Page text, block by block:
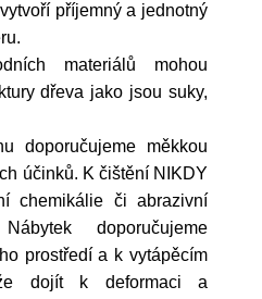
příjemný a jednotný
materiálů mohou
dřeva jako jsou suky,
doporučujeme měkkou
účinků. K čištění NIKDY
chemikálie či abrazivní
doporučujeme
prostředí a k vytápěcím
dojít k deformaci a